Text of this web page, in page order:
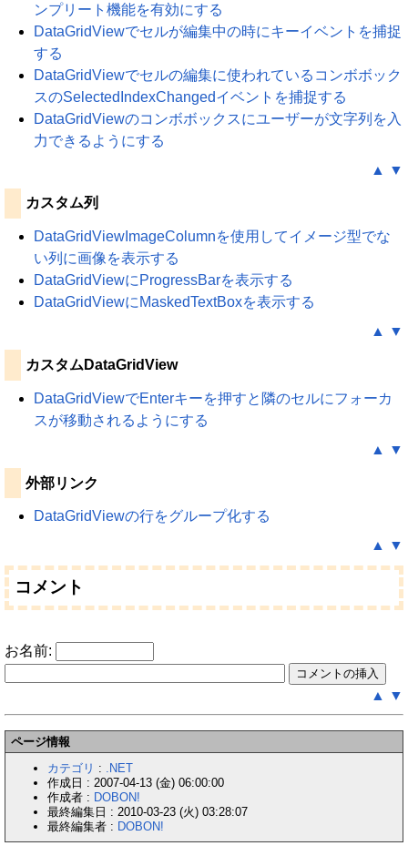
ンプリート機能を有効にする
DataGridViewでセルが編集中の時にキーイベントを捕捉
する
DataGridViewでセルの編集に使われているコンボボック
スのSelectedIndexChangedイベントを捕捉する
DataGridViewのコンボボックスにユーザーが文字列を入
力できるようにする
▲
▼
カスタム列
DataGridViewImageColumnを使用してイメージ型でな
い列に画像を表示する
DataGridViewにProgressBarを表示する
DataGridViewにMaskedTextBoxを表示する
▲
▼
カスタムDataGridView
DataGridViewでEnterキーを押すと隣のセルにフォーカ
スが移動されるようにする
▲
▼
外部リンク
DataGridViewの行をグループ化する
▲ ▼
コメント
お名前:
▲ ▼
ページ情報
カテゴリ :
.NET
作成日 : 2007-04-13 (金) 06:00:00
作成者 : DOBON!
最終編集日 : 2010-03-23 (火) 03:28:07
最終編集者 : DOBON!